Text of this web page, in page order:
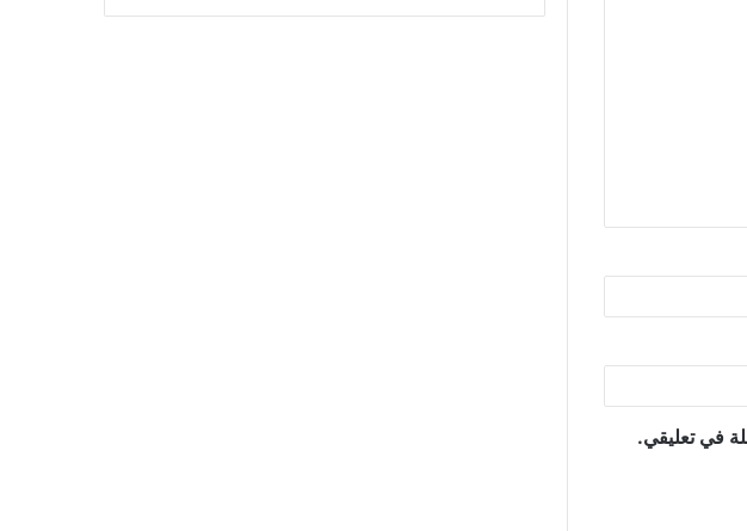
في تعليقي.